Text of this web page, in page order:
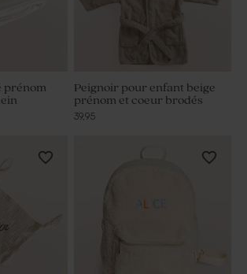
prénom
Peignoir pour enfant beige
prénom et coeur brodés
39,95